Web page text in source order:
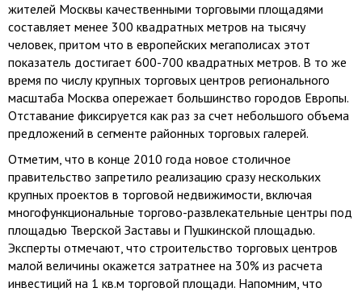
жителей Москвы качественными торговыми площадями
составляет менее 300 квадратных метров на тысячу
человек, притом что в европейских мегаполисах этот
показатель достигает 600-700 квадратных метров. В то же
время по числу крупных торговых центров регионального
масштаба Москва опережает большинство городов Европы.
Отставание фиксируется как раз за счет небольшого объема
предложений в сегменте районных торговых галерей.
Отметим, что в конце 2010 года новое столичное
правительство запретило реализацию сразу нескольких
крупных проектов в торговой недвижимости, включая
многофункциональные торгово-развлекательные центры под
площадью Тверской Заставы и Пушкинской площадью.
Эксперты отмечают, что строительство торговых центров
малой величины окажется затратнее на 30% из расчета
инвестиций на 1 кв.м торговой площади. Напомним, что